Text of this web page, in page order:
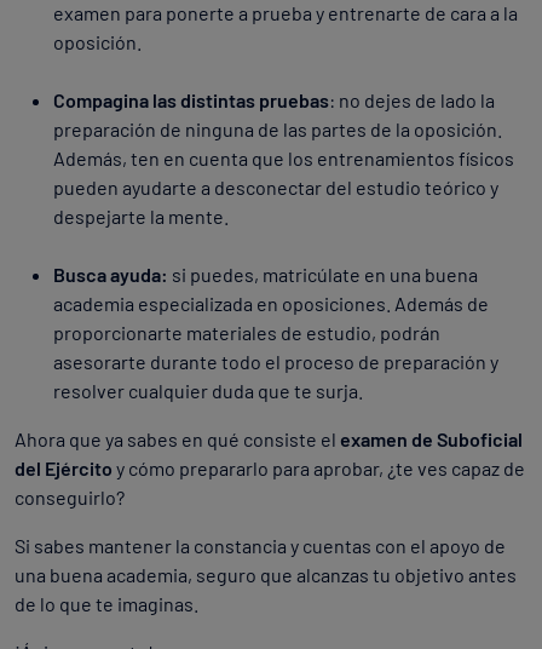
examen para ponerte a prueba y entrenarte de cara a la
oposición.
Compagina las distintas pruebas: no dejes de lado la
preparación de ninguna de las partes de la oposición.
Además, ten en cuenta que los entrenamientos físicos
pueden ayudarte a desconectar del estudio teórico y
despejarte la mente.
Busca ayuda: si puedes, matricúlate en una buena
academia especializada en oposiciones. Además de
proporcionarte materiales de estudio, podrán
asesorarte durante todo el proceso de preparación y
resolver cualquier duda que te surja.
Ahora que ya sabes en qué consiste el examen de Suboficial
del Ejército y cómo prepararlo para aprobar, ¿te ves capaz de
conseguirlo?
Si sabes mantener la constancia y cuentas con el apoyo de
una buena academia, seguro que alcanzas tu objetivo antes
de lo que te imaginas.